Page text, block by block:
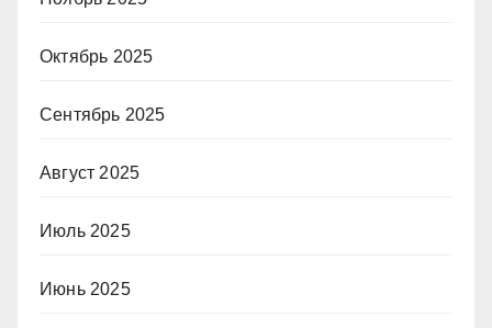
Октябрь 2025
Сентябрь 2025
Август 2025
Июль 2025
Июнь 2025